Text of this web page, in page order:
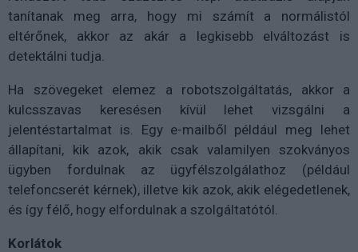
tanítanak meg arra, hogy mi számít a normálistól
eltérőnek, akkor az akár a legkisebb elváltozást is
detektálni tudja.
Ha szövegeket elemez a robotszolgáltatás, akkor a
kulcsszavas keresésen kívül lehet vizsgálni a
jelentéstartalmat is. Egy e-mailből például meg lehet
állapítani, kik azok, akik csak valamilyen szokványos
ügyben fordulnak az ügyfélszolgálathoz (például
telefoncserét kérnek), illetve kik azok, akik elégedetlenek,
és így félő, hogy elfordulnak a szolgáltatótól.
Korlátok